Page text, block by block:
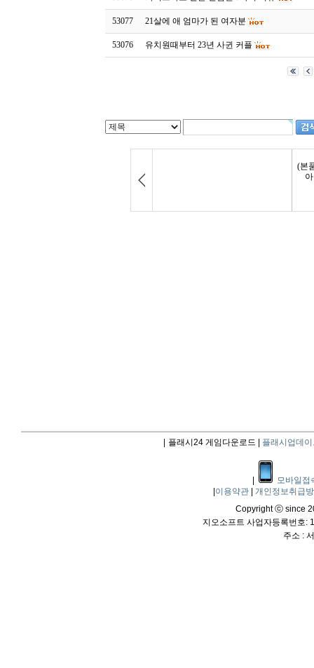
53077 21살에 애 엄마가 된 여자분
53076 유치원때부터 23년 사귄 커플
플래시24 게임다운로드 | 플래시업데이
모바일접
이용약관
개인정보취급
Copyright ⓒ since
지오소프트 사업자등록번호:
주소 :